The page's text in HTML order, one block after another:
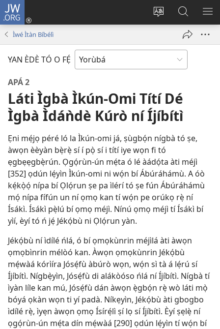
JW.ORG
Yí
pa
Wọlé
(opens
Wa
JW.ORG
Ìwé Ìtàn Bíbélì
YAN ÈDÈ TÓ O FẸ́
APÁ 2
Láti Ìgbà Ìkún-Omi Títí Dé
Ìgbà Ìdáǹdè Kúrò ní Íjíbítì
Ẹni mẹ́jọ péré ló la Ìkún-omi já, ṣùgbọ́n nígbà tó ṣe,
àwọn èèyàn bẹ̀rẹ̀ sí í pọ̀ sí i títí iye wọn fi tó
ẹgbẹẹgbẹ̀rún. Ọgọ́rùn-ún mẹ́ta ó lé àádọ́ta àti méjì
[352] ọdún lẹ́yìn Ìkún-omi ni wọ́n bí Ábúráhámù. A óò
kẹ́kọ̀ọ́ nípa bí Ọlọ́run ṣe pa ìlérí tó ṣe fún Ábúráhámù
mọ́ nípa fífún un ní ọmọ kan tí wọ́n pe orúkọ rẹ̀ ní
Ísákì. Ísákì pẹ̀lú bí ọmọ méjì. Nínú ọmọ méjì tí Ísákì bí
yìí, èyí tó ń jẹ́ Jékọ́bù ni Ọlọ́run yàn.
Jékọ́bù ní ìdílé ńlá, ó bí ọmọkùnrin méjìlá àti àwọn
ọmọbìnrin mélòó kan. Àwọn ọmọkùnrin Jékọ́bù
mẹ́wàá kórìíra Jósẹ́fù àbúrò wọn, wọ́n sì tà á lẹ́rú sí
Íjíbítì. Nígbẹ̀yìn, Jósẹ́fù di alákòóso ńlá ní Íjíbítì. Nígbà tí
ìyàn líle kan mú, Jósẹ́fù dán àwọn ẹ̀gbọ́n rẹ̀ wò láti mọ̀
bóyá ọkàn wọn ti yí padà. Níkẹyìn, Jékọ́bù àti gbogbo
ìdílé rẹ̀, ìyẹn àwọn ọmọ Ísírẹ́lì ṣí lọ sí Íjíbítì. Èyí ṣẹlẹ̀ ní
ọgọ́rùn-ún mẹ́ta dín mẹ́wàá [290] ọdún lẹ́yìn tí wọ́n bí